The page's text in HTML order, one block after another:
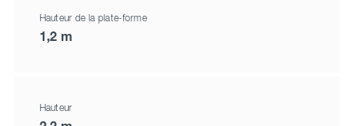
Hauteur de la plate-forme
1,2 m
Hauteur